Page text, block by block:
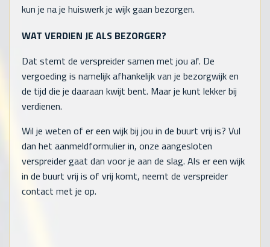
kun je na je huiswerk je wijk gaan bezorgen.
WAT VERDIEN JE ALS BEZORGER?
Dat stemt de verspreider samen met jou af. De
vergoeding is namelijk afhankelijk van je bezorgwijk en
de tijd die je daaraan kwijt bent. Maar je kunt lekker bij
verdienen.
Wil je weten of er een wijk bij jou in de buurt vrij is? Vul
dan het aanmeldformulier in, onze aangesloten
verspreider gaat dan voor je aan de slag. Als er een wijk
in de buurt vrij is of vrij komt, neemt de verspreider
contact met je op.